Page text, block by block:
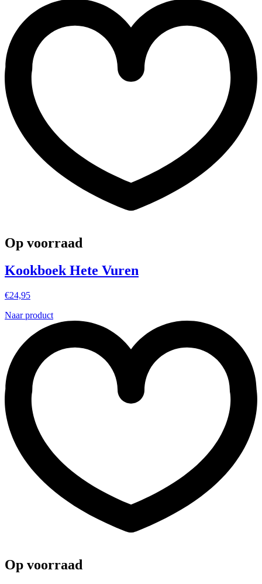
Op voorraad
Kookboek Hete Vuren
€24,95
Naar product
Op voorraad